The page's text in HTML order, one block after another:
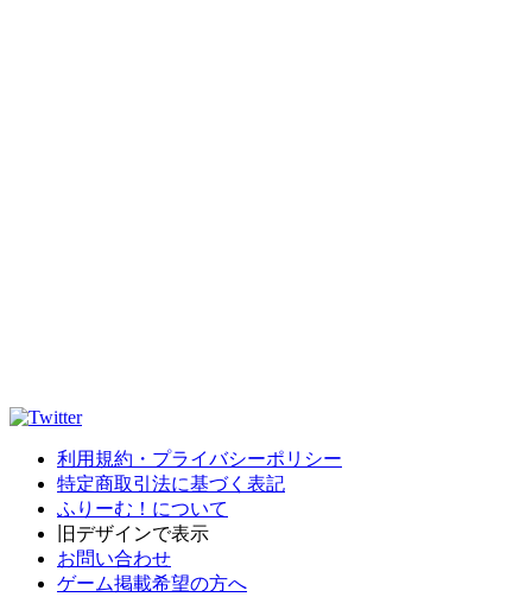
利用規約・プライバシーポリシー
特定商取引法に基づく表記
ふりーむ！について
旧デザインで表示
お問い合わせ
ゲーム掲載希望の方へ